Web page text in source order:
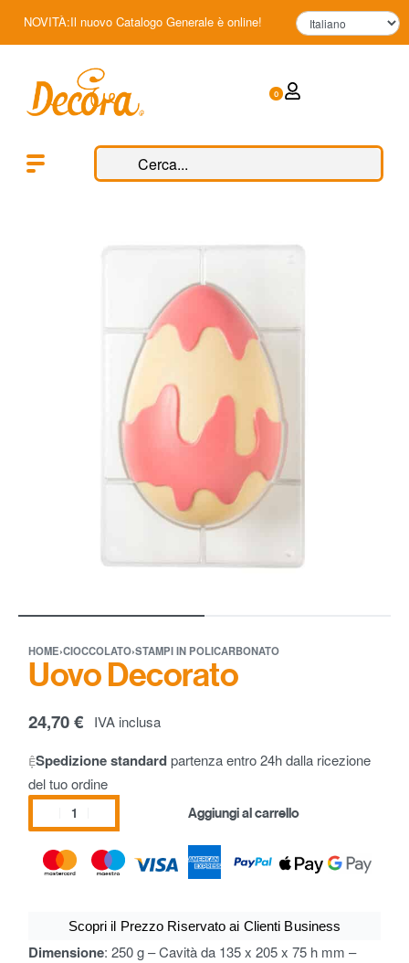
NOVITÀ:Il nuovo Catalogo Generale è online!
0
HOME›CIOCCOLATO›STAMPI IN POLICARBONATO
Uovo Decorato
24,70€ IVA inclusa
Spedizione standardpartenza entro 24h dalla ricezione
del tuo ordine
Aggiungi al carrello
Scopri il Prezzo Riservato ai Clienti Business
Dimensione: 250 g – Cavità da 135 x 205 x 75 h mm –